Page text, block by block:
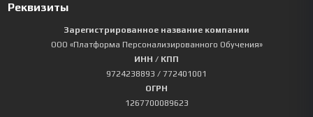
Реквизиты
Зарегистрированное название компании
ООО «Платформа Персонализированного Обучения»
ИНН / КПП
9724238893 / 772401001
ОГРН
1267700089623